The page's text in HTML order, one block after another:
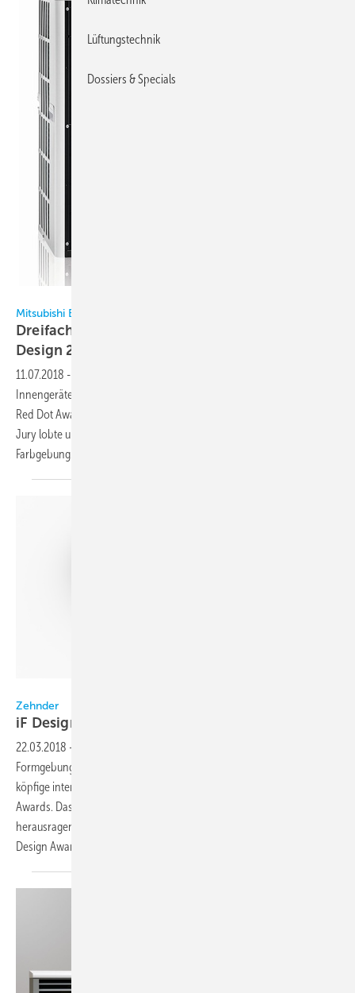
Mitsubishi Electric
Dreifach-Sieger beim Red Dot Award Product
Design 2018
11.07.2018 -
Innengeräte MSZ-AP und MLZ-KP von Mitsubishi Electric haben den
Red Dot Award 2018 in der Disziplin Product Design gewonnen. Die
Jury lobte unter anderem die klaren Linien, die schlichte Eleganz und
Farbgebung.
Zehnder
iF Design Award für
22.03.2018 -
Formgebung überzeugte Zehnders ComfoValve Luna S125 die 63-
köpfige internationale Expertenjury des diesjährigen iF Design
Awards. Das Zuluft-Tellerventil wurde mit dem iF Label für
herausragendes Produktdesign ausgezeichnet. Am diesjährigen iF
Design Award nahmen rund 6.400 Beiträge aus 54 Ländern
Lüftungstechnik
Dossiers & Specials